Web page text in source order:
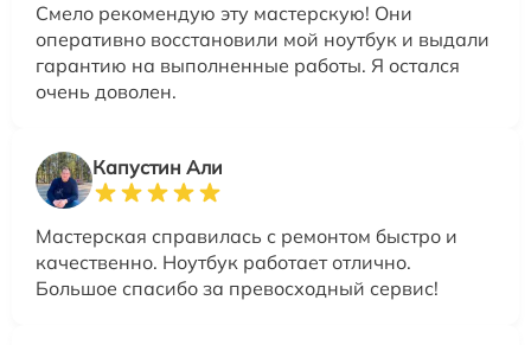
Смело рекомендую эту мастерскую! Они
оперативно восстановили мой ноутбук и выдали
гарантию на выполненные работы. Я остался
очень доволен.
Капустин Али
Мастерская справилась с ремонтом быстро и
качественно. Ноутбук работает отлично.
Большое спасибо за превосходный сервис!